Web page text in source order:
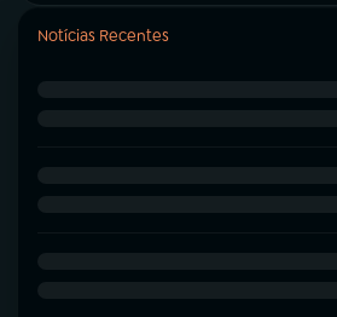
Notícias Recentes